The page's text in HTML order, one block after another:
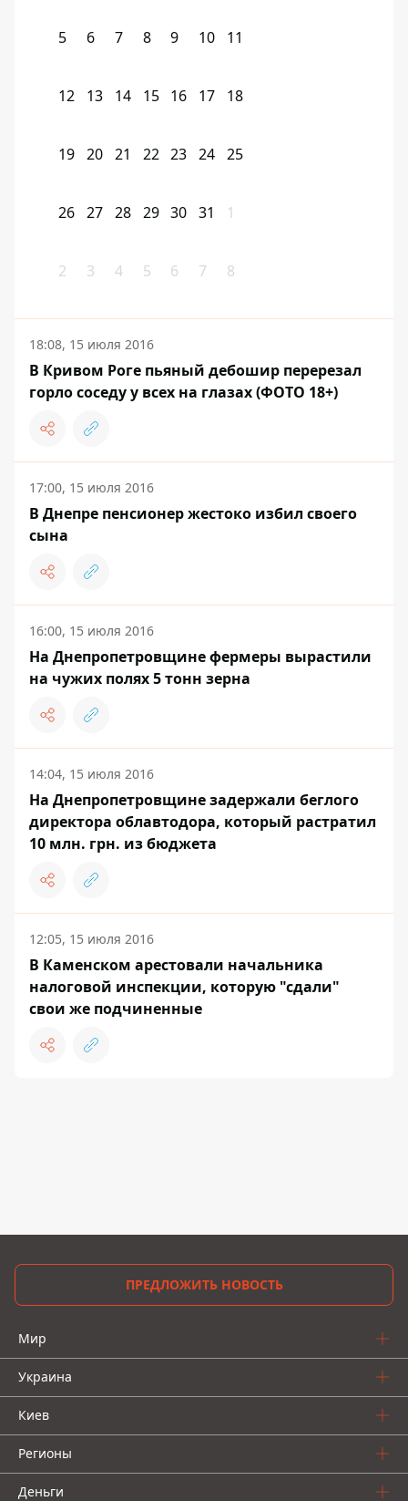
5 6 7 8 9 10 11
12 13 14 15 16 17 18
19 20 21 22 23 24 25
26 27 28 29 30 31 1
2 3 4 5 6 7 8
18:08, 15 июля 2016
В Кривом Роге пьяный дебошир перерезал
горло соседу у всех на глазах (ФОТО 18+)
17:00, 15 июля 2016
В Днепре пенсионер жестоко избил своего
сына
16:00, 15 июля 2016
На Днепропетровщине фермеры вырастили
на чужих полях 5 тонн зерна
14:04, 15 июля 2016
На Днепропетровщине задержали беглого
директора облавтодора, который растратил
10 млн. грн. из бюджета
12:05, 15 июля 2016
В Каменском арестовали начальника
налоговой инспекции, которую "сдали"
свои же подчиненные
ПРЕДЛОЖИТЬ НОВОСТЬ
Мир
Украина
Киев
Регионы
Деньги